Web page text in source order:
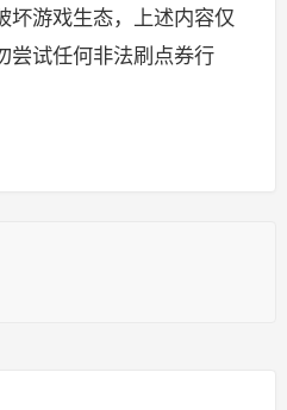
坏游戏生态，上述内容仅
尝试任何非法刷点券行